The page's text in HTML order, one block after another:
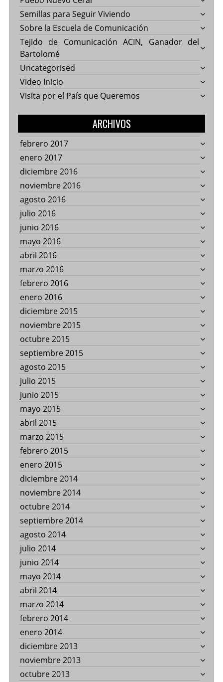
Semillas para Seguir Viviendo
Sobre la Escuela de Comunicación
Tejido de Comunicación ACIN, Ganador del
Bartolomé
Uncategorised
Video Inicio
Visita por el País que Queremos
ARCHIVOS
febrero 2017
enero 2017
diciembre 2016
noviembre 2016
agosto 2016
julio 2016
junio 2016
mayo 2016
abril 2016
marzo 2016
febrero 2016
enero 2016
diciembre 2015
noviembre 2015
octubre 2015
septiembre 2015
agosto 2015
julio 2015
junio 2015
mayo 2015
abril 2015
marzo 2015
febrero 2015
enero 2015
diciembre 2014
noviembre 2014
octubre 2014
septiembre 2014
agosto 2014
julio 2014
junio 2014
mayo 2014
abril 2014
marzo 2014
febrero 2014
enero 2014
diciembre 2013
noviembre 2013
octubre 2013